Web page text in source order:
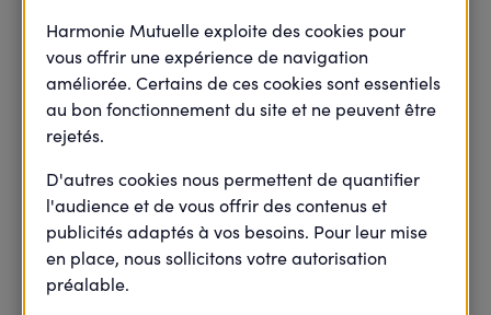
Félicitations !
Votre inscription a bien été prise en
compte.
Vous allez recevoir à la suite de votre inscription un
email de confirmation comportant toutes les
informations de l'évènement.
Harmonie Mutuelle exploite des cookies pour
vous offrir une expérience de navigation
améliorée. Certains de ces cookies sont essentiels
au bon fonctionnement du site et ne peuvent être
rejetés.
D'autres cookies nous permettent de quantifier
l'audience et de vous offrir des contenus et
publicités adaptés à vos besoins. Pour leur mise
en place, nous sollicitons votre autorisation
préalable.